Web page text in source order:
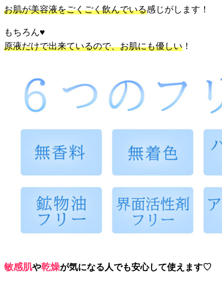
お肌が美容液をごくごく飲んでいる感じがします！
もちろん♥
原液だけで出来ているので、お肌にも優しい ！
敏感肌や乾燥が気になる人でも安心して使えます♡